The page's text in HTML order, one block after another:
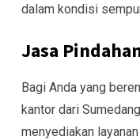
dalam kondisi
Jasa
Bagi Anda yang
kantor dari
menyediakan